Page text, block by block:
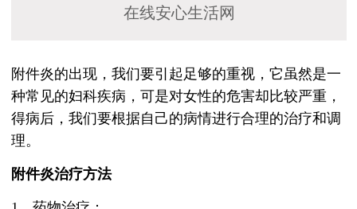
在线安心生活网
附件炎的出现，我们要引起足够的重视，它虽然是一
种常见的妇科疾病，可是对女性的危害却比较严重，
得病后，我们要根据自己的病情进行合理的治疗和调
理。
附件炎治疗方法